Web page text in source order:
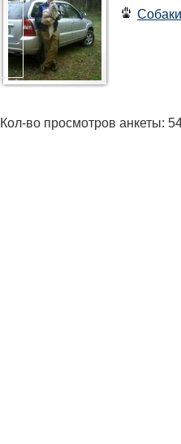
Собаки
Кол-во просмотров анкеты: